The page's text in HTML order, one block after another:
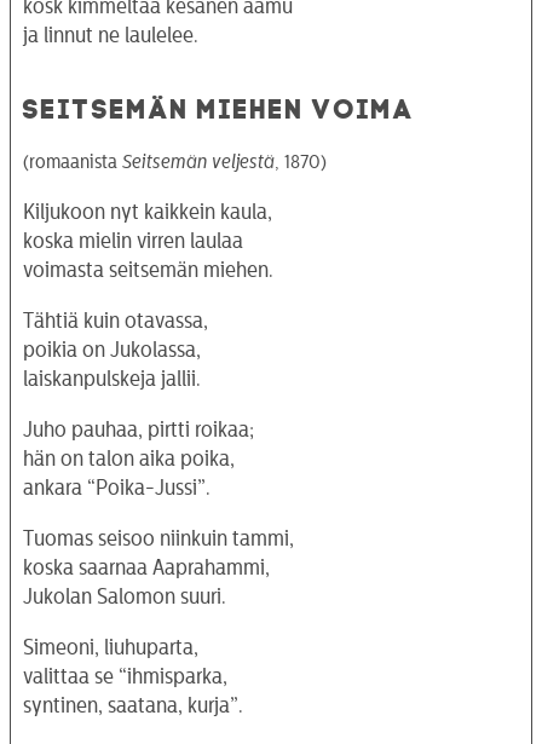
kosk kimmeltää kesänen aamu
ja linnut ne laulelee.
SEITSEMÄN MIEHEN VOIMA
(romaanista Seitsemän veljestä , 1870)
Kiljukoon nyt kaikkein kaula,
koska mielin virren laulaa
voimasta seitsemän miehen.
Tähtiä kuin otavassa,
poikia on Jukolassa,
laiskanpulskeja jallii.
Juho pauhaa, pirtti roikaa;
hän on talon aika poika,
ankara “Poika-Jussi”.
Tuomas seisoo niinkuin tammi,
koska saarnaa Aaprahammi,
Jukolan Salomon suuri.
Simeoni, liuhuparta,
valittaa se “ihmisparka,
syntinen, saatana, kurja”.